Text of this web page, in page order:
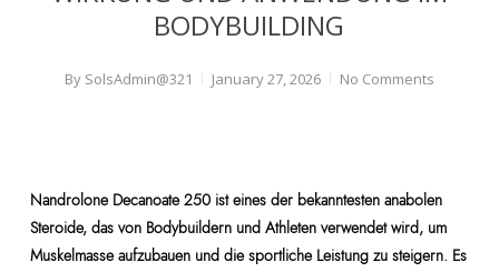
BODYBUILDING
By SolsAdmin@321 January 27, 2026 No Comments
Nandrolone Decanoate 250 ist eines der bekanntesten anabolen
Steroide, das von Bodybuildern und Athleten verwendet wird, um
Muskelmasse aufzubauen und die sportliche Leistung zu steigern. Es